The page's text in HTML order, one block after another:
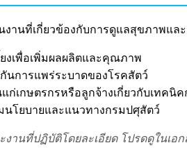
งานที่เกี่ยวข้องกับการดูแลสุขภาพแ
งเพื่อเพิ่มผลผลิตและคุณภาพ
นการแพร่ระบาดของโรคสัตว์
เกษตรกรหรือลูกจ้างเกี่ยวกับเทคนิค
โยบายและแนวทางกรมปศุสัตว์
านที่ปฏิบัติโดยละเอียด โปรดดูในเอ